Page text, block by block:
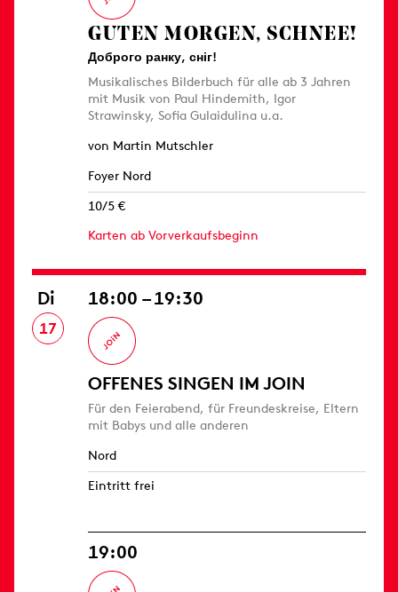
GUTEN MORGEN, SCHNEE!
Доброго ранку, сніг!
Musikalisches Bilderbuch für alle ab 3 Jahren
mit Musik von Paul Hindemith, Igor
Strawinsky, Sofia Gulaidulina u.a.
von Martin Mutschler
Foyer Nord
10/5 €
Karten ab Vorverkaufsbeginn
Di
17
18:00 – 19:30
OFFENES SINGEN IM JOIN
Für den Feierabend, für Freundeskreise, Eltern
mit Babys und alle anderen
Nord
Eintritt frei
19:00